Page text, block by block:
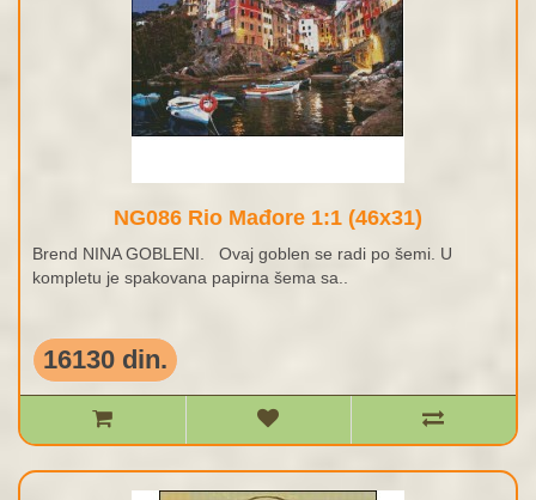
NG086 Rio Mađore 1:1 (46x31)
Brend NINA GOBLENI. Ovaj goblen se radi po šemi. U
kompletu je spakovana papirna šema sa..
16130 din.